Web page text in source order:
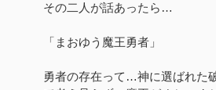
その二人が話あったら…
「まおゆう魔王勇者」
勇者の存在って…神に選ばれた